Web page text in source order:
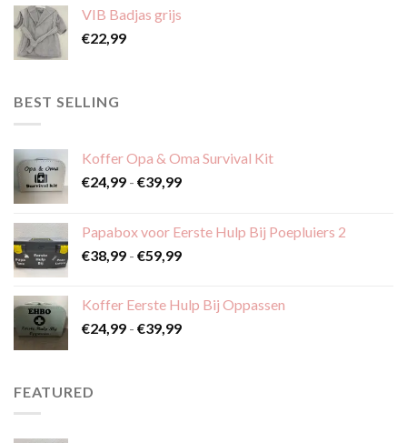
VIB Badjas grijs
€22,99
BEST SELLING
Koffer Opa & Oma Survival Kit
€24,99 - €39,99Prijsklasse:
€39,99
Papabox voor Eerste Hulp Bij Poepluiers 2
€38,99 - €59,99Prijsklasse:
€59,99
Koffer Eerste Hulp Bij Oppassen
€24,99 - €39,99Prijsklasse:
FEATURED